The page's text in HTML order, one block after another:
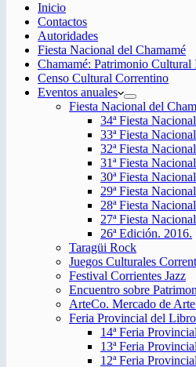
Inicio
Contactos
Autoridades
Fiesta Nacional del Chamamé
Chamamé: Patrimonio
Censo Cultural Correntino
Eventos anuales
Fiesta Nacional del
34ª Fiesta
33ª Fiesta
32ª Fiesta
31ª Fiesta
30ª Fiesta
29ª Fiesta
28ª Fiesta
27ª Fiesta
26ª Edición. 2016.
Taragüi Rock
Juegos Culturales
Festival Corrientes Jazz
Encuentro sobre
ArteCo. Mercado de
Feria Provincial del Libro
14ª Feria
13ª Feria
12ª Feria